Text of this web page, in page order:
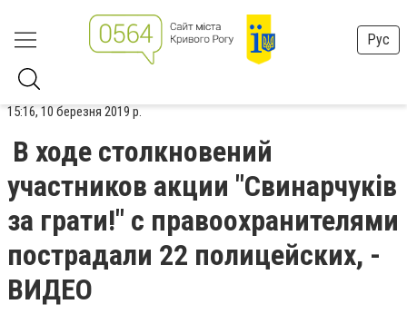
Рус
15:16, 10 березня 2019 р.
В ходе столкновений
участников акции "Свинарчуків
за грати!" с правоохранителями
пострадали 22 полицейских, -
ВИДЕО